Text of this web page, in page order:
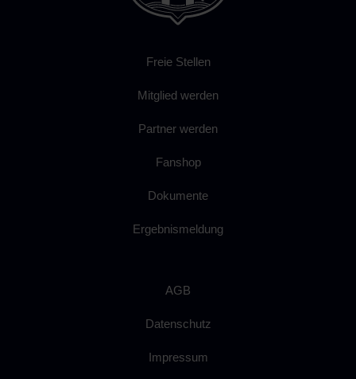
Freie Stellen
Mitglied werden
Partner werden
Fanshop
Dokumente
Ergebnismeldung
AGB
Datenschutz
Impressum